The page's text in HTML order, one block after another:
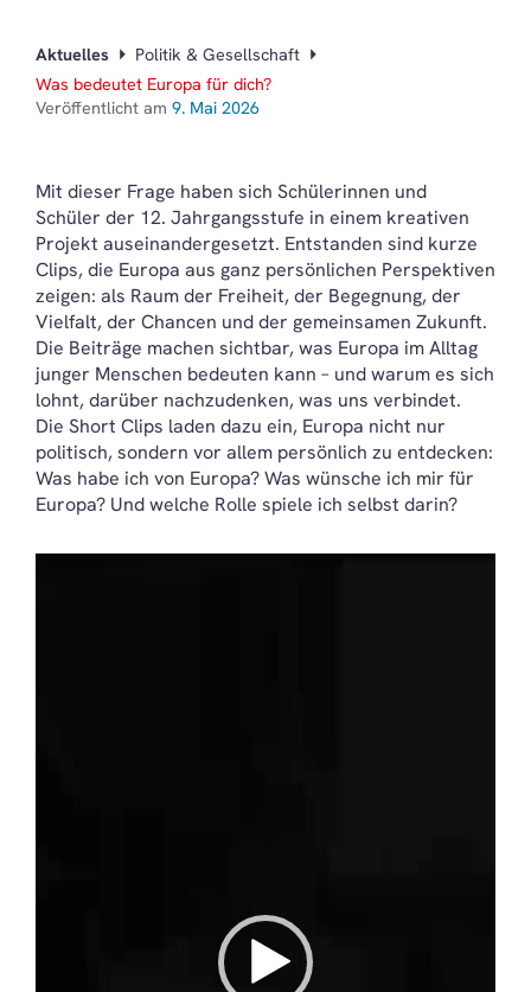
Aktuelles
Politik & Gesellschaft
Was bedeutet Europa für dich?
Veröffentlicht am 9. Mai 2026
Mit dieser Frage haben sich Schülerinnen und
Schüler der 12. Jahrgangsstufe in einem kreativen
Projekt auseinandergesetzt. Entstanden sind kurze
Clips, die Europa aus ganz persönlichen Perspektiven
zeigen: als Raum der Freiheit, der Begegnung, der
Vielfalt, der Chancen und der gemeinsamen Zukunft.
Die Beiträge machen sichtbar, was Europa im Alltag
junger Menschen bedeuten kann – und warum es sich
lohnt, darüber nachzudenken, was uns verbindet.
Die Short Clips laden dazu ein, Europa nicht nur
politisch, sondern vor allem persönlich zu entdecken:
Was habe ich von Europa? Was wünsche ich mir für
Europa? Und welche Rolle spiele ich selbst darin?